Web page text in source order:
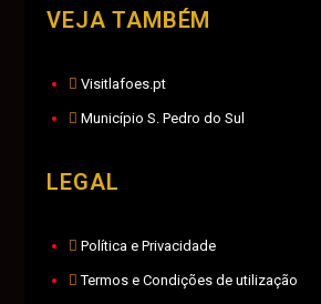
VEJA TAMBÉM
Visitlafoes.pt
Município S. Pedro do Sul
LEGAL
Política e Privacidade
Termos e Condições de utilização